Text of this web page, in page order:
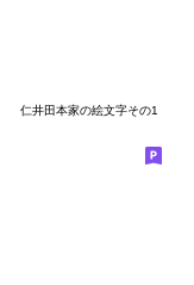
仁井田本家の絵文字その1